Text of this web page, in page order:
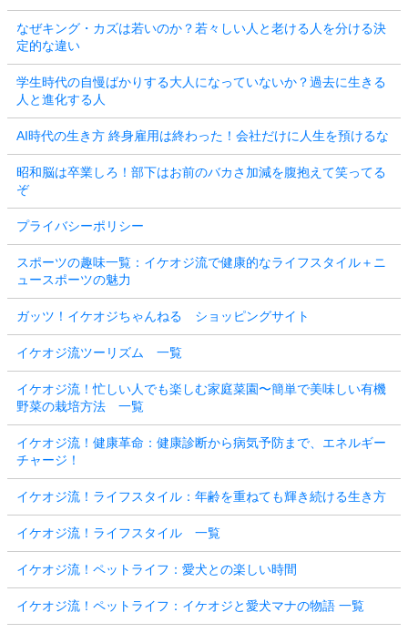
なぜキング・カズは若いのか？若々しい人と老ける人を分ける決
定的な違い
学生時代の自慢ばかりする大人になっていないか？過去に生きる
人と進化する人
AI時代の生き方 終身雇用は終わった！会社だけに人生を預けるな
昭和脳は卒業しろ！部下はお前のバカさ加減を腹抱えて笑ってる
ぞ
プライバシーポリシー
スポーツの趣味一覧：イケオジ流で健康的なライフスタイル＋ニ
ュースポーツの魅力
ガッツ！イケオジちゃんねる ショッピングサイト
イケオジ流ツーリズム 一覧
イケオジ流！忙しい人でも楽しむ家庭菜園〜簡単で美味しい有機
野菜の栽培方法 一覧
イケオジ流！健康革命：健康診断から病気予防まで、エネルギー
チャージ！
イケオジ流！ライフスタイル：年齢を重ねても輝き続ける生き方
イケオジ流！ライフスタイル 一覧
イケオジ流！ペットライフ：愛犬との楽しい時間
イケオジ流！ペットライフ：イケオジと愛犬マナの物語 一覧